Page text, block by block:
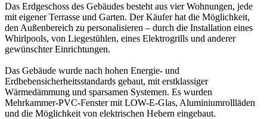
Das Erdgeschoss des Gebäudes besteht aus vier Wohnungen, jede
mit eigener Terrasse und Garten. Der Käufer hat die Möglichkeit,
den Außenbereich zu personalisieren – durch die Installation eines
Whirlpools, von Liegestühlen, eines Elektrogrills und anderer
gewünschter Einrichtungen.
Das Gebäude wurde nach hohen Energie- und
Erdbebensicherheitsstandards gebaut, mit erstklassiger
Wärmedämmung und sparsamen Systemen. Es wurden
Mehrkammer-PVC-Fenster mit LOW-E-Glas, Aluminiumrollläden
und die Möglichkeit von elektrischen Hebern eingebaut.